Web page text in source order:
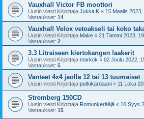
Vauxhall Victor FB moottori
Uusin viesti Kirjoittaja Jukka K « 15 Maalis 2023,
Vastaukset: 14
Vauxhall Velox vetoakseli tai koko
Uusin viesti Kirjoittaja Make « 21 Tammi 2023,
Vastaukset: 2
3.3 Litraiseen kiertokangen laakerit
Uusin viesti Kirjoittaja markok « 02 Joulu 2022,
Vastaukset: 5
Vanteet 4x4 jaolla 12 tai 13 tuumaiset
Uusin viesti Kirjoittaja putkikardaani « 11 Loka
Stromberg 150CD
Uusin viesti Kirjoittaja Romunkerääjä « 10 Syys
Vastaukset: 15